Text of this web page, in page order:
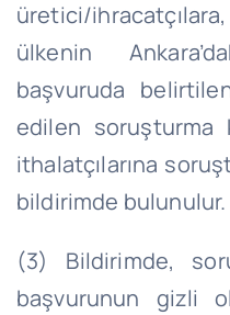
üretici/
ülkenin
başvuruda
edilen soruşturma
ithalatçılarına
bildirimde bulunulur.
(3) Bildirimde,
başvurunun gizli